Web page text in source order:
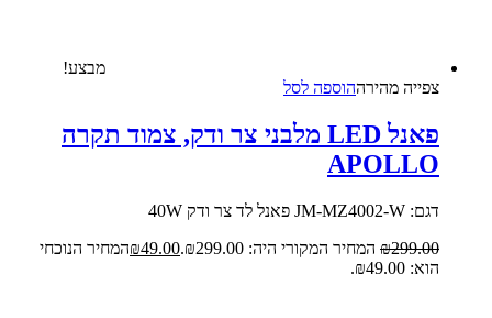
מבצע!
צפייה‬ ‫מהירה‬הוספה לסל
פאנל LED מלבני צר ודק, צמוד תקרה
APOLLO
דגם: JM-MZ4002-W פאנל לד צר ודק 40W
₪299.00 המחיר המקורי היה: ₪299.00. ₪49.00
המחיר הנוכחי
הוא: ₪49.00.